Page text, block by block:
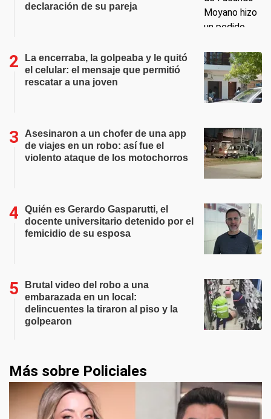
declaración de su pareja
La encerraba, la golpeaba y le quitó
el celular: el mensaje que permitió
rescatar a una joven
Asesinaron a un chofer de una app
de viajes en un robo: así fue el
violento ataque de los motochorros
Quién es Gerardo Gasparutti, el
docente universitario detenido por el
femicidio de su esposa
Brutal video del robo a una
embarazada en un local:
delincuentes la tiraron al piso y la
golpearon
Más sobre Policiales